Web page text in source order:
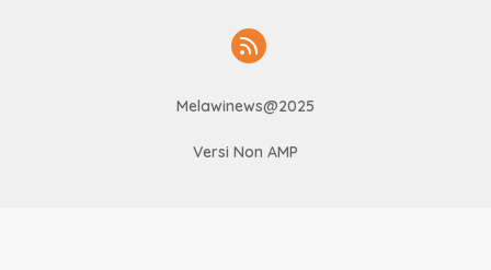
Melawinews@2025
Versi Non AMP